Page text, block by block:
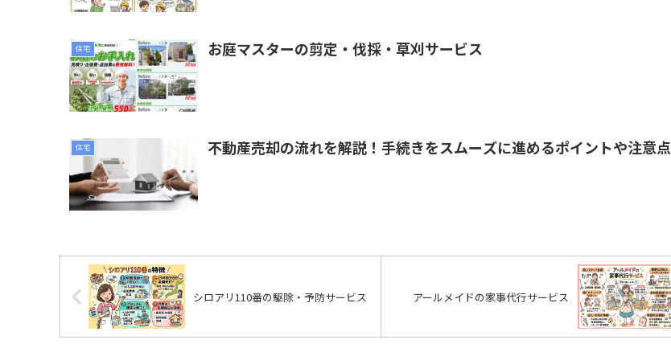
住宅 お庭マスターの剪定・伐採・草刈サービス
住宅 不動産売却の流れを解説！手続きをスムーズに進めるポイントや注意点
シロアリ110番の駆除・予防サービス アールメイドの家事代行サービス